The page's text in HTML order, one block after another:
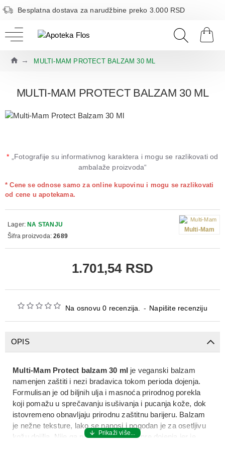
Besplatna dostava za narudžbine preko 3.000 RSD
MULTI-MAM PROTECT BALZAM 30 ML
MULTI-MAM PROTECT BALZAM 30 ML
* „Fotografije su informativnog karaktera i mogu se razlikovati od
ambalaže proizvoda“
Na osnovu 0 recenzija. - Napišite recenziju
* Cene se odnose samo za online kupovinu i mogu se razlikovati
od cene u apotekama.
1.701,54 RSD
Lager: NA STANJU
Šifra proizvoda: 2689
Multi-Mam
OPIS
Multi-Mam Protect balzam 30 ml je veganski balzam
namenjen zaštiti i nezi bradavica tokom perioda dojenja.
Formulisan je od biljnih ulja i masnoća prirodnog porekla
koji pomažu u sprečavanju isušivanja i pucanja kože, dok
istovremeno obnavljaju prirodnu zaštitnu barijeru. Balzam
je nežne teksture, lako se nanosi i pogodan je za osetljivu
kožu dojilja. Nije ga potrebno uklanjati pre dojenja jer je